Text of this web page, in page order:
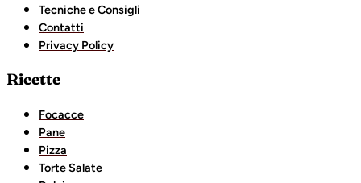
Tecniche e Consigli
Contatti
Privacy Policy
Ricette
Focacce
Pane
Pizza
Torte Salate